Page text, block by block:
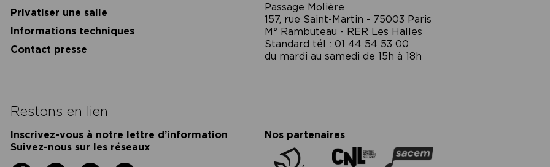
Privatiser une salle
Informations techniques
Contact presse
Passage Moliėre
157, rue Saint-Martin - 75003 Paris
M° Rambuteau - RER Les Halles
Standard tél : 01 44 54 53 00
du mardi au samedi de 15h à 18h
Restons en lien
Inscrivez-vous à notre lettre d’information
Suivez-nous sur les réseaux
Nos partenaires